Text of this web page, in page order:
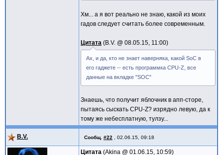
Хм... а я вот реально не знаю, какой из моих
гадов следует считать более современным.
Цитата B.V. @ 08.05.15, 11:00
Ах, и да, кто не знает наверняка, какой SoC в
его гаджете -- есть программка CPU-Z, все
данные на вкладке "SOC"
Знаешь, что получит яблочник в апп-сторе,
пытаясь сыскать CPU-Z? изрядно левую, да к
тому же небесплатную, тулзу...
B.V. Сообщ. #22 02.06.15, 09:18
Цитата Akina @ 01.06.15, 10:59